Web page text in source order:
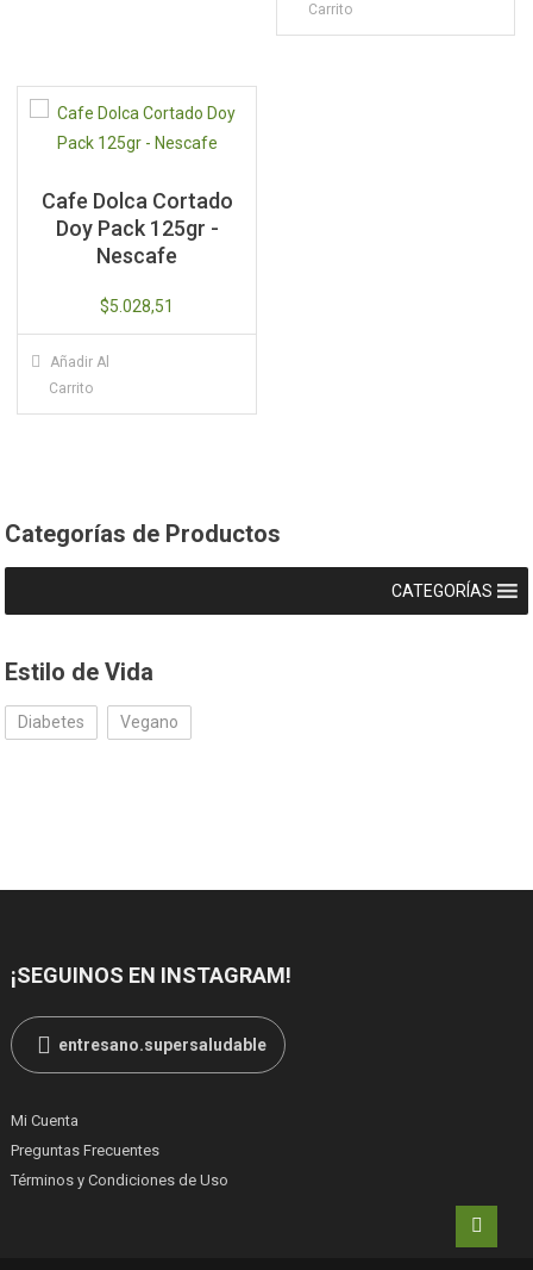
Carrito
Cafe Dolca Cortado
Doy Pack 125gr -
Nescafe
$5.028,51
Añadir Al
Carrito
Categorías de Productos
CATEGORÍAS
Estilo de Vida
Diabetes Vegano
¡SEGUINOS EN INSTAGRAM!
entresano.supersaludable
Mi Cuenta
Preguntas Frecuentes
Términos y Condiciones de Uso